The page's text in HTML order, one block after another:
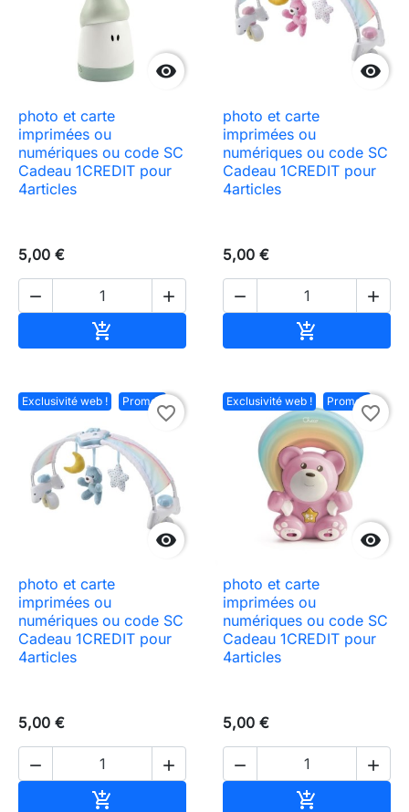

photo et carte
imprimées ou
numériques ou code SC
Cadeau 1CREDIT pour
4articles
5,00 €
 


photo et carte
imprimées ou
numériques ou code SC
Cadeau 1CREDIT pour
4articles
5,00 €
 

Exclusivité web ! Promo !

favorite_border
photo et carte
imprimées ou
numériques ou code SC
Cadeau 1CREDIT pour
4articles
5,00 €
 

Exclusivité web ! Promo !

favorite_border
photo et carte
imprimées ou
numériques ou code SC
Cadeau 1CREDIT pour
4articles
5,00 €
 
